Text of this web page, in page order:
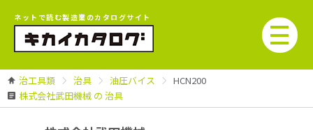
ネットで読む製造業のカタログサイト
治工具類 治具 油圧バイス
HCN200
株式会社武田機械 の 治具